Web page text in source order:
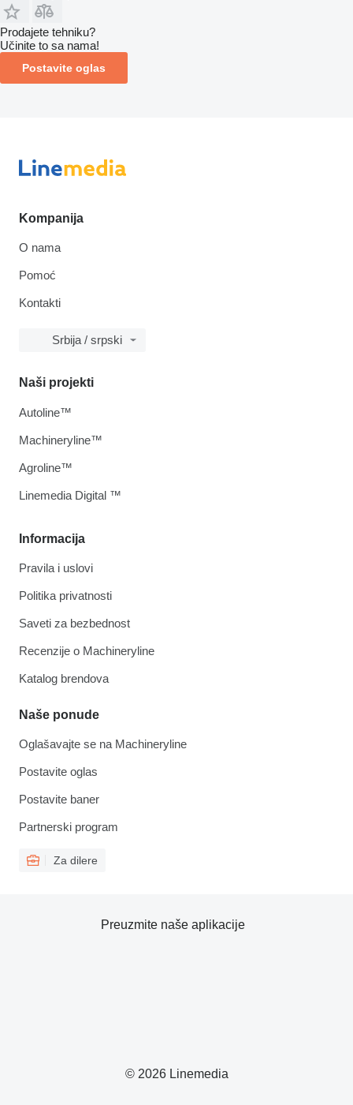
Prodajete tehniku?
Učinite to sa nama!
Postavite oglas
Kompanija
O nama
Pomoć
Kontakti
Srbija / srpski
Informacija
Pravila i uslovi
Politika privatnosti
Saveti za bezbednost
Recenzije o Machineryline
Katalog brendova
Naše ponude
Oglašavajte se na Machineryline
Postavite oglas
Postavite baner
Partnerski program
Za dilere
Naši projekti
Autoline™
Machineryline™
Agroline™
Linemedia Digital ™
© 2026 Linemedia
Preuzmite naše aplikacije